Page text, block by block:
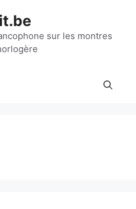
sur les montres